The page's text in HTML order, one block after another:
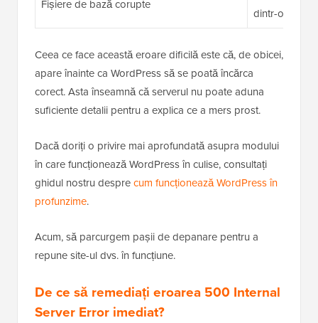
Fișiere de bază corupte
dintr-o
Ceea ce face această eroare dificilă este că, de obicei,
apare înainte ca WordPress să se poată încărca
corect. Asta înseamnă că serverul nu poate aduna
suficiente detalii pentru a explica ce a mers prost.
Dacă doriți o privire mai aprofundată asupra modului
în care funcționează WordPress în culise, consultați
ghidul nostru desprecum funcționează WordPress în
profunzime.
Acum, să parcurgem pașii de depanare pentru a
repune site-ul dvs. în funcțiune.
De ce să remediați eroarea 500 Internal
Server Error imediat?